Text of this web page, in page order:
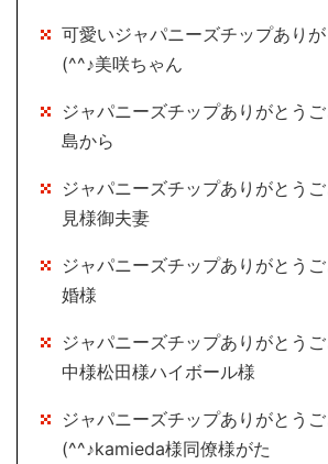
可愛いジャパニーズチップあり
(^^♪美咲ちゃん
ジャパニーズチップありがとう
島から
ジャパニーズチップありがとう
見様御夫妻
ジャパニーズチップありがとう
婚様
ジャパニーズチップありがとう
中様松田様ハイボール様
ジャパニーズチップありがとう
(^^♪kamieda様同僚様がた